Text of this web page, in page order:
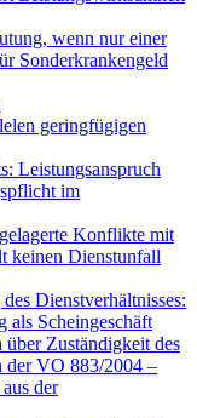
wenn nur einer
Sonderkrankengeld
geringfügigen
Leistungsanspruch
im
Konflikte mit
keinen Dienstunfall
Dienstverhältnisses:
als Scheingeschäft
Zuständigkeit des
der VO 883/2004 –
der